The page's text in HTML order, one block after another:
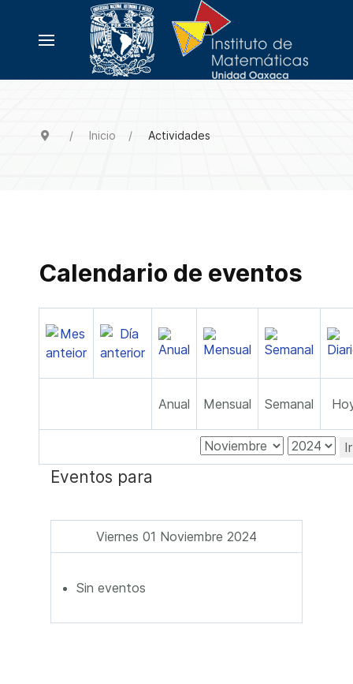
Inicio Actividades
Calendario de eventos
Anual Mensual Semanal
Eventos para
Viernes 01 Noviembre 2024
Sin eventos